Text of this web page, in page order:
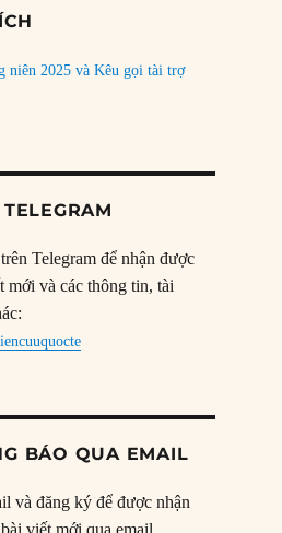
niên 2025 và Kêu gọi tài trợ
Telegram để nhận được
mới và các thông tin, tài
BÁO QUA EMAIL
và đăng ký để được nhận